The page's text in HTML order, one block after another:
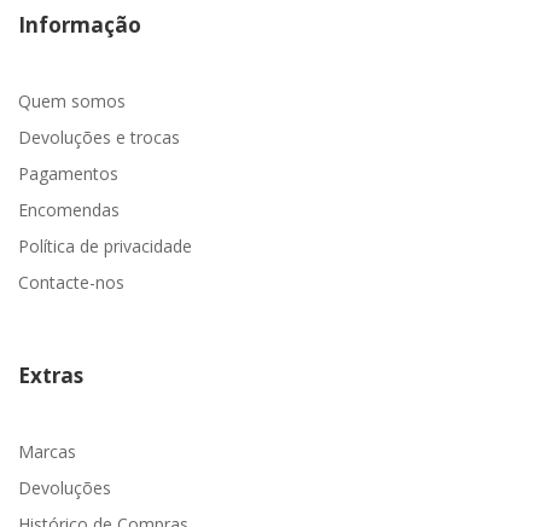
Informação
Quem somos
Devoluções e trocas
Pagamentos
Encomendas
Política de privacidade
Contacte-nos
Extras
Marcas
Devoluções